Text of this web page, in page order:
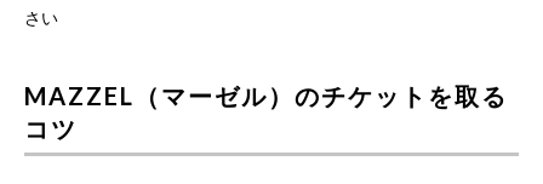
さい
MAZZEL（マーゼル）のチケットを取る
コツ